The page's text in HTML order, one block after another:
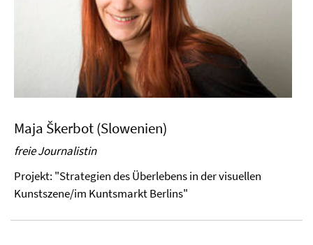
Maja Škerbot (Slowenien)
freie Journalistin
Projekt: "Strategien des Überlebens in der visuellen
Kunstszene/im Kuntsmarkt Berlins"